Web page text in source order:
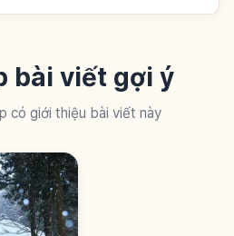
bài viết gợi ý
có giới thiệu bài viết này